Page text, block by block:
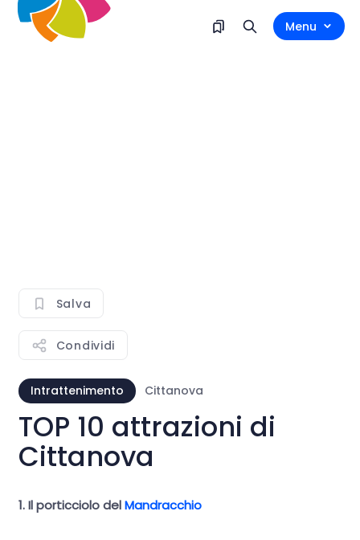
Menu
Salva
Condividi
Intrattenimento Cittanova
TOP 10 attrazioni di
Cittanova
1. Il porticciolo delMandracchio